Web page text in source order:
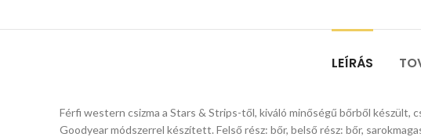
LEÍRÁS
Férfi western csizma a Stars & Strips-től, kiváló minőségű bőrből készült,
Goodyear módszerrel készített. Felső rész: bőr, belső rész: bőr,